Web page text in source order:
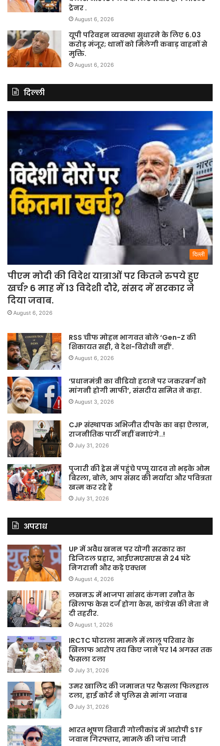
ट्रेनर .
August 6, 2026
यूपी परिवहन व्यवस्था सुधारने के लिए 6.03
करोड़ मंजूर; थानों को मिलेगी कबाड़ वाहनों से
मुक्ति.
August 6, 2026
दिल्ली
दिल्ली
पीएम मोदी की विदेश यात्राओं पर कितने रुपये हुए
खर्च? 6 माह में 13 विदेशी दौरे, संसद में सरकार ने
दिया जवाब.
August 6, 2026
RSS चीफ मोहन भागवत बोले ‘Gen-Z की
शिकायत सही, वे देश-विरोधी नहीं’.
August 6, 2026
‘प्रधानमंत्री का वीडियो हटाने पर जकरबर्ग को
मांगनी होगी माफी’, संसदीय समित ने कहा.
August 3, 2026
CJP संस्थापक अभिजीत दीपके का बड़ा ऐलान,
राजनीतिक पार्टी नहीं बनाएंगे..!
July 31, 2026
पुजारी की ड्रेस में पहुंचे पप्पू यादव तो भड़के ओम
बिरला, बोले, आप संसद की मर्यादा और पवित्रता
खत्म कर रहे हैं
July 31, 2026
अपराध
UP में अवैध खनन पर योगी सरकार का
डिजिटल प्रहार, आईएमएसएस से 24 घंटे
निगरानी और कड़े एक्शन
August 4, 2026
लखनऊ में भाजपा सांसद कंगना रनौत के
खिलाफ केस दर्ज होगा केस, कांग्रेस की नेता ने
दी तहरीर.
August 1, 2026
IRCTC घोटाला मामले में लालू परिवार के
खिलाफ आरोप तय किए जाने पर 14 अगस्त तक
फैसला टला
July 31, 2026
उमर खालिद की जमानत पर फैसला फिलहाल
टला, हाई कोर्ट ने पुलिस से मांगा जवाब
July 31, 2026
भारत भूषण तिवारी गोलीकांड में आरोपी STF
जवान गिरफ्तार, मामले की जांच जारी